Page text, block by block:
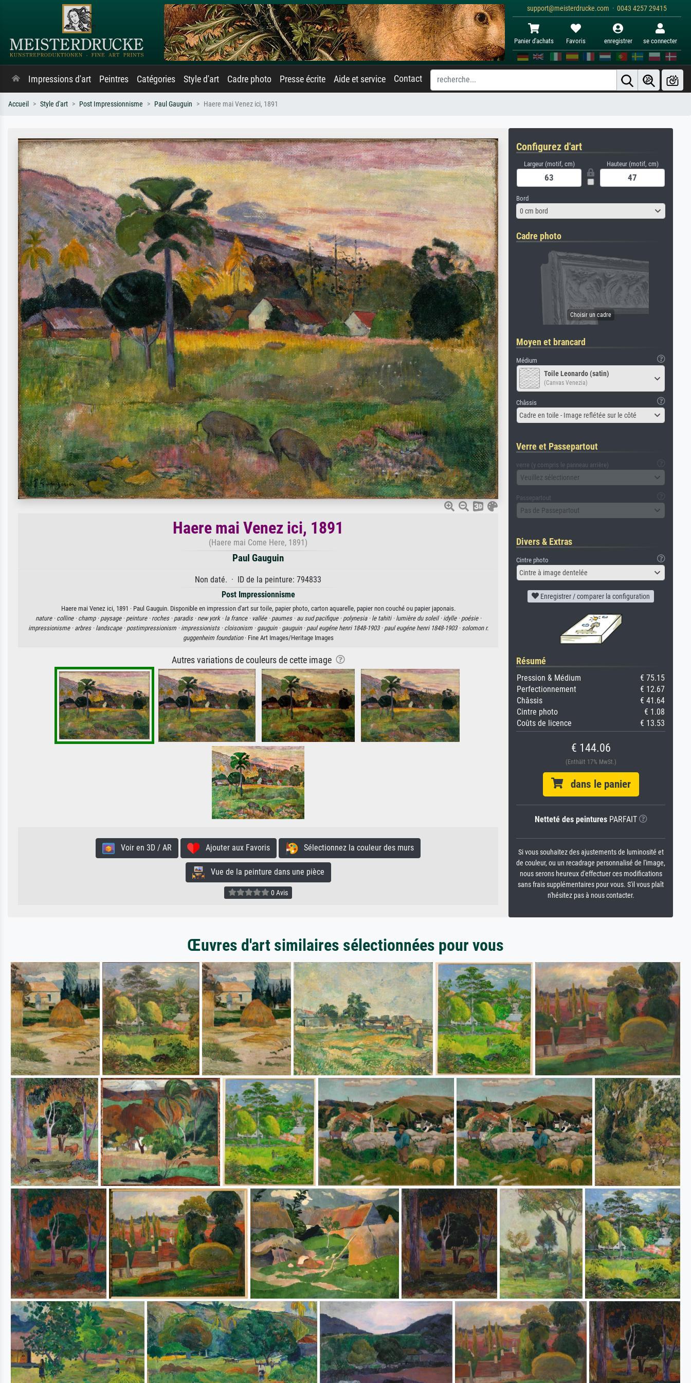
support@meisterdrucke.com · 0043 4257 29415
Panier d'achats Favoris enregistrer se connecter
Impressions d'art Peintres Catégories Style d'art Cadre photo Presse écrite Aide et service Contact
Accueil Style d'art Post Impressionnisme Paul Gauguin Haere mai Venez ici, 1891
Haere mai Venez ici, 1891
(Haere mai Come Here, 1891)
Paul Gauguin
Non daté. · ID de la peinture: 794833
Post Impressionnisme
Haere mai Venez ici, 1891 · Paul Gauguin. Disponible en impression d'art sur toile, papier photo, carton aquarelle, papier non couché ou papier japonais.
nature · colline · champ · paysage · peinture · roches · paradis · new york · la france · vallée · paumes · au sud pacifique · polynesia · le tahiti · lumière du soleil · idylle · poésie ·
impressionisme · arbres · landscape · postimpressionism · impressionists · cloisonism · gauguin · gauguin · paul eugéne henri 1848-1903 · paul eugéne henri 1848-1903 · solomon r.
guggenheim foundation· Fine Art Images/Heritage Images
Autres variations de couleurs de cette image
Voir en 3D / AR Ajouter aux Favoris Sélectionnez la couleur des murs
Vue de la peinture dans une pièce
0 Avis
Configurez d'art
Largeur (motif, cm) Hauteur (motif, cm)
Bord
0 cm bord
Cadre photo
Moyen et brancard
Médium
Toile Leonardo (satin)
(Canvas Venezia)
Châssis
Cadre en toile - Image reflétée sur le côté
Verre et Passepartout
verre (y compris le panneau arrière)
Veuillez sélectionner
Passepartout
Pas de Passepartout
Divers & Extras
Cintre photo
Cintre à image dentelée
Enregistrer / comparer la configuration
Résumé
Pression & Médium
€ 75.15
Perfectionnement
€ 12.67
Châssis
€ 41.64
Cintre photo
€ 1.08
Coûts de licence
€ 13.53
€ 144.06
(Enthält 17% MwSt.)
dans le panier
Netteté des peinturesPARFAIT
Si vous souhaitez des ajustements de luminosité et
de couleur, ou un recadrage personnalisé de l'image,
nous serons heureux d'effectuer ces modifications
sans frais supplémentaires pour vous. S'il vous plaît
n'hésitez pas à nous contacter.
Œuvres d'art similaires sélectionnées pour vous